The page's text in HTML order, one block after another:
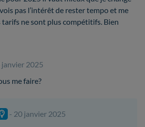
pas l’intérêt de rester tempo et me
ne sont plus compétitifs. Bien
janvier 2025
me faire?
- 20 janvier 2025